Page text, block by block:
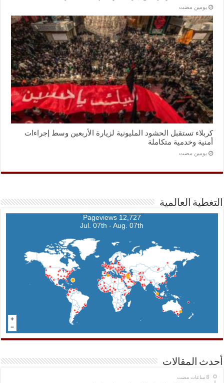
‏يومين مضت
كربلاء تستقبل الحشود المليونية لزيارة الأربعين وسط إجراءات
أمنية وخدمية متكاملة
‏يومين مضت
التغطية العالمية
12,727 Pageviews
Jul. 07th - Aug. 07th
أحدث المقالات